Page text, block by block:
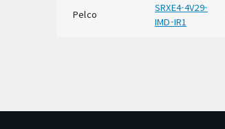
Pelco
SRXE4-4V29-
IMD-IR1